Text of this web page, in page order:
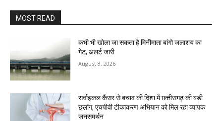
MOST READ
कभी भी खोला जा सकता है मिनीमाता बांगो जलाशय का
गेट, अलर्ट जारी
August 8, 2026
सर्वाइकल कैंसर से बचाव की दिशा में छत्तीसगढ़ की बड़ी
छलांग, एचपीवी टीकाकरण अभियान को मिल रहा व्यापक
जनसमर्थन